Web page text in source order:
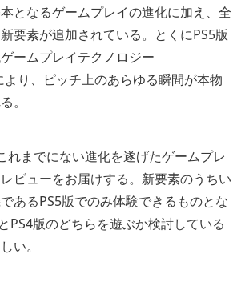
となるゲームプレイの進化に加え、全
要素が追加されている。とくにPS5版
ームプレイテクノロジー
り、ピッチ上のあらゆる瞬間が本物
。
れまでにない進化を遂げたゲームプレ
ビューをお届けする。新要素のうちい
あるPS5版でのみ体験できるものとな
PS4版のどちらを遊ぶか検討している
い。